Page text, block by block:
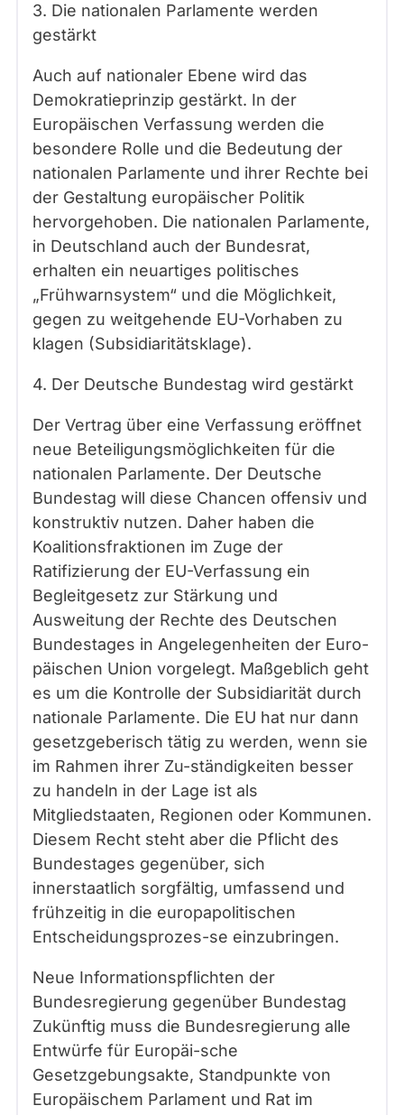
3. Die nationalen Parlamente werden
gestärkt
Auch auf nationaler Ebene wird das
Demokratieprinzip gestärkt. In der
Europäischen Verfassung werden die
besondere Rolle und die Bedeutung der
nationalen Parlamente und ihrer Rechte bei
der Gestaltung europäischer Politik
hervorgehoben. Die nationalen Parlamente,
in Deutschland auch der Bundesrat,
erhalten ein neuartiges politisches
„Frühwarnsystem“ und die Möglichkeit,
gegen zu weitgehende EU-Vorhaben zu
klagen (Subsidiaritätsklage).
4. Der Deutsche Bundestag wird gestärkt
Der Vertrag über eine Verfassung eröffnet
neue Beteiligungsmöglichkeiten für die
nationalen Parlamente. Der Deutsche
Bundestag will diese Chancen offensiv und
konstruktiv nutzen. Daher haben die
Koalitionsfraktionen im Zuge der
Ratifizierung der EU-Verfassung ein
Begleitgesetz zur Stärkung und
Ausweitung der Rechte des Deutschen
Bundestages in Angelegenheiten der Euro-
päischen Union vorgelegt. Maßgeblich geht
es um die Kontrolle der Subsidiarität durch
nationale Parlamente. Die EU hat nur dann
gesetzgeberisch tätig zu werden, wenn sie
im Rahmen ihrer Zu-ständigkeiten besser
zu handeln in der Lage ist als
Mitgliedstaaten, Regionen oder Kommunen.
Diesem Recht steht aber die Pflicht des
Bundestages gegenüber, sich
innerstaatlich sorgfältig, umfassend und
frühzeitig in die europapolitischen
Entscheidungsprozes-se einzubringen.
Neue Informationspflichten der
Bundesregierung gegenüber Bundestag
Zukünftig muss die Bundesregierung alle
Entwürfe für Europäi-sche
Gesetzgebungsakte, Standpunkte von
Europäischem Parlament und Rat im